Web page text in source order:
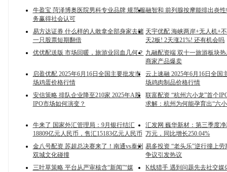
牛盈宝 菏泽博奥医院男科专业品牌 规范服
务赢得社会认可
融智和 前列腺按摩能排出炎
易方达证券 什么样的人敢拿全部身家去赌
一只股票短期翻倍
天宇优配 海峡两岸+无人机+
天2板! 2天涨21%! 还有机会吗
优优配送版 市场回暖，旅游业回血几何？ 九融配资端 双十一旅游板块
商家产品爆卖
启盈优配 2025年6月16日全国主要批发市
场鸡蛋价格行情
云上速融 2025年6月16日全国
场鸡肉制品价格行情
安信策略 排队企业降至210家 2025年A股
IPO市场如何演变？
联富配资 “杭州六小龙”首个
求解：杭州为何能孕育出“六
牛来了 国家外汇管理局：9月银行结汇
18809亿元人民币，售汇15183亿元人民币
汇发网 巍华新材：第三季度净
万元，同比增长250.04%
金八号配资 苏超总决赛来了！南通vs泰州
双城文化碰撞
易多投资 “老头乐”逆行撞上
争议引发热议
三叶草策略 平台从严审核含“新闻”“媒
K线猎手 遇到问题先去社交媒